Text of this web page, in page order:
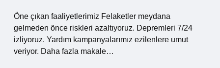
Öne çıkan faaliyetlerimiz Felaketler meydana
gelmeden önce riskleri azaltıyoruz. Depremleri 7/24
izliyoruz. Yardım kampanyalarımız ezilenlere umut
veriyor. Daha fazla makale…